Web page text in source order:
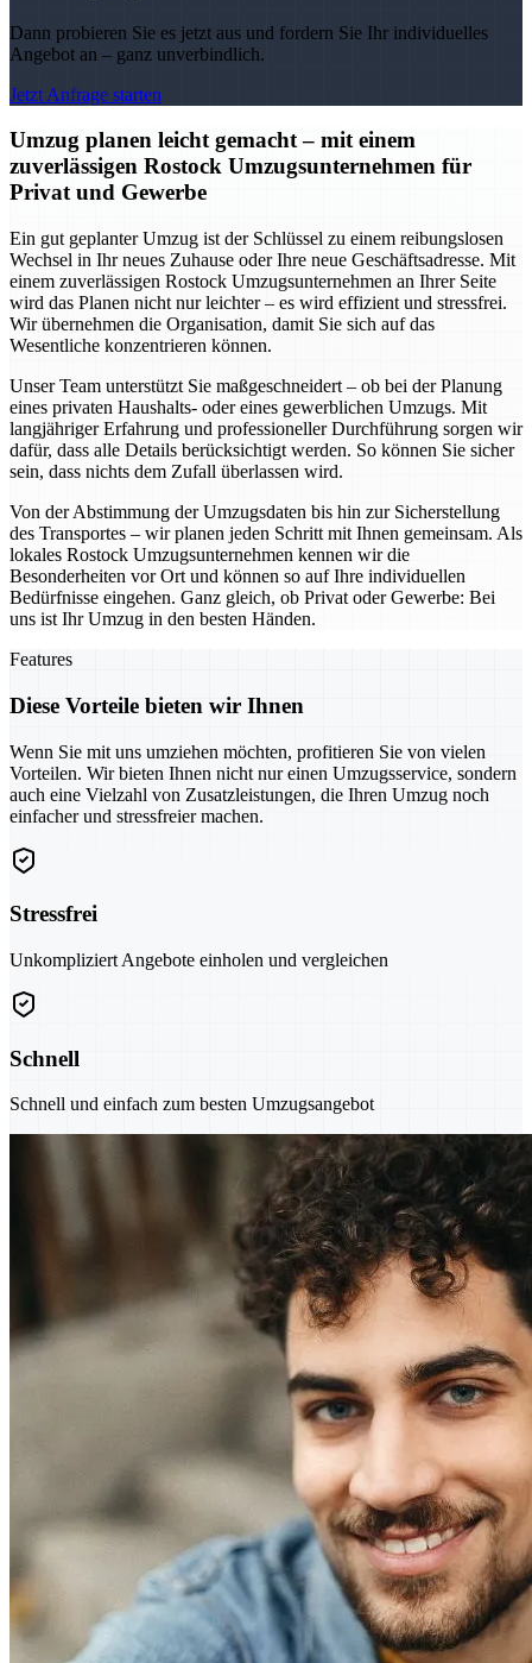
Dann probieren Sie es jetzt aus und fordern Sie Ihr individuelles
Angebot an – ganz unverbindlich.
Jetzt Anfrage starten
Umzug planen leicht gemacht – mit einem
zuverlässigen Rostock Umzugsunternehmen für
Privat und Gewerbe
Ein gut geplanter Umzug ist der Schlüssel zu einem reibungslosen
Wechsel in Ihr neues Zuhause oder Ihre neue Geschäftsadresse. Mit
einem zuverlässigen Rostock Umzugsunternehmen an Ihrer Seite
wird das Planen nicht nur leichter – es wird effizient und stressfrei.
Wir übernehmen die Organisation, damit Sie sich auf das
Wesentliche konzentrieren können.
Unser Team unterstützt Sie maßgeschneidert – ob bei der Planung
eines privaten Haushalts- oder eines gewerblichen Umzugs. Mit
langjähriger Erfahrung und professioneller Durchführung sorgen wir
dafür, dass alle Details berücksichtigt werden. So können Sie sicher
sein, dass nichts dem Zufall überlassen wird.
Von der Abstimmung der Umzugsdaten bis hin zur Sicherstellung
des Transportes – wir planen jeden Schritt mit Ihnen gemeinsam. Als
lokales Rostock Umzugsunternehmen kennen wir die
Besonderheiten vor Ort und können so auf Ihre individuellen
Bedürfnisse eingehen. Ganz gleich, ob Privat oder Gewerbe: Bei
uns ist Ihr Umzug in den besten Händen.
Features
Diese Vorteile bieten wir Ihnen
Wenn Sie mit uns umziehen möchten, profitieren Sie von vielen
Vorteilen. Wir bieten Ihnen nicht nur einen Umzugsservice, sondern
auch eine Vielzahl von Zusatzleistungen, die Ihren Umzug noch
einfacher und stressfreier machen.
Stressfrei
Unkompliziert Angebote einholen und vergleichen
Schnell
Schnell und einfach zum besten Umzugsangebot